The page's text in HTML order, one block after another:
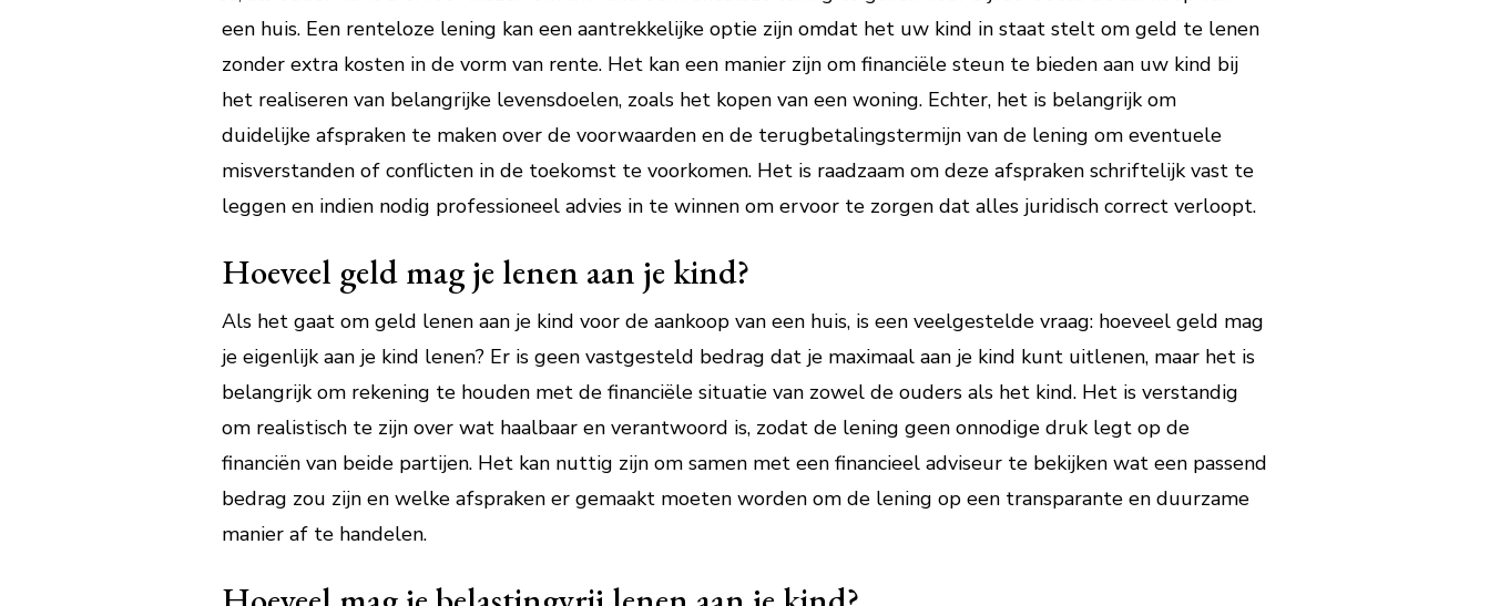
een huis. Een renteloze lening kan een aantrekkelijke optie zijn omdat het uw kind in staat stelt om geld te lenen
zonder extra kosten in de vorm van rente. Het kan een manier zijn om financiële steun te bieden aan uw kind bij
het realiseren van belangrijke levensdoelen, zoals het kopen van een woning. Echter, het is belangrijk om
duidelijke afspraken te maken over de voorwaarden en de terugbetalingstermijn van de lening om eventuele
misverstanden of conflicten in de toekomst te voorkomen. Het is raadzaam om deze afspraken schriftelijk vast te
leggen en indien nodig professioneel advies in te winnen om ervoor te zorgen dat alles juridisch correct verloopt.
Hoeveel geld mag je lenen aan je kind?
Als het gaat om geld lenen aan je kind voor de aankoop van een huis, is een veelgestelde vraag: hoeveel geld mag
je eigenlijk aan je kind lenen? Er is geen vastgesteld bedrag dat je maximaal aan je kind kunt uitlenen, maar het is
belangrijk om rekening te houden met de financiële situatie van zowel de ouders als het kind. Het is verstandig
om realistisch te zijn over wat haalbaar en verantwoord is, zodat de lening geen onnodige druk legt op de
financiën van beide partijen. Het kan nuttig zijn om samen met een financieel adviseur te bekijken wat een passend
bedrag zou zijn en welke afspraken er gemaakt moeten worden om de lening op een transparante en duurzame
manier af te handelen.